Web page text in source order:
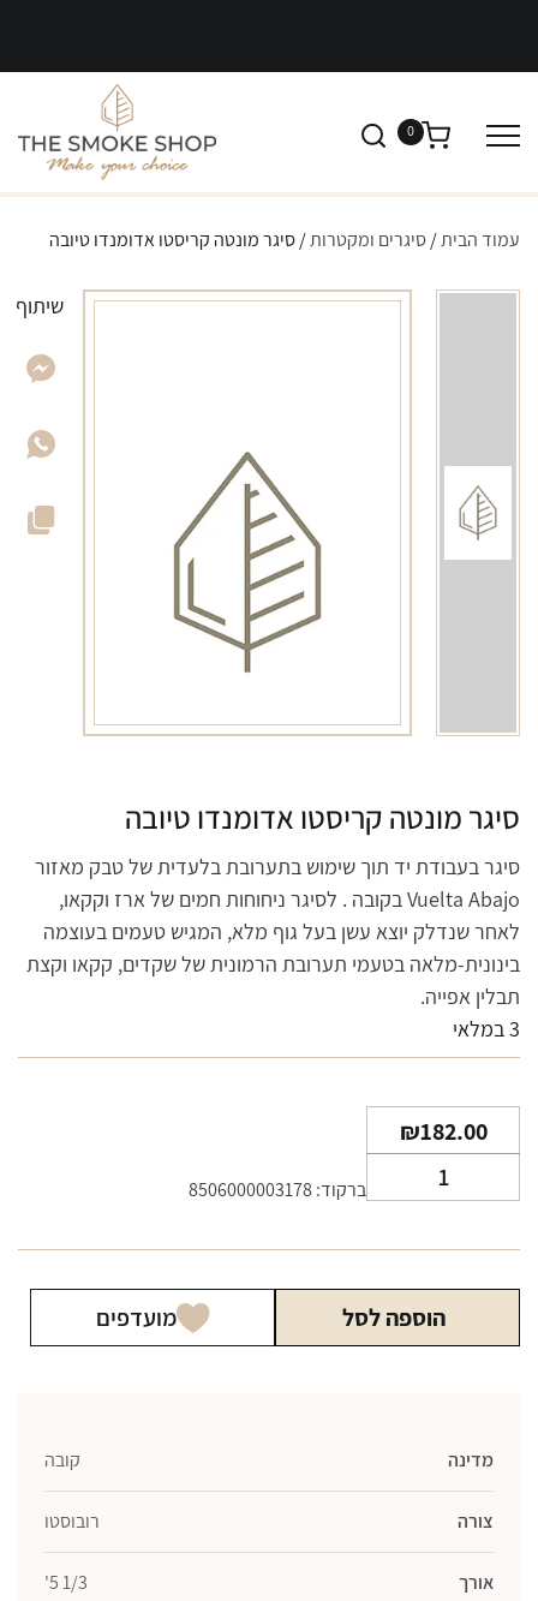
0
עמוד הבית/סיגרים ומקטרות/ סיגר מונטה קריסטו אדומנדו טיובה
סיגר מונטה קריסטו אדומנדו טיובה
סיגר בעבודת יד תוך שימוש בתערובת בלעדית של טבק מאזור
Vuelta Abajo בקובה . לסיגר ניחוחות חמים של ארז וקקאו,
לאחר שנדלק יוצא עשן בעל גוף מלא, המגיש טעמים בעוצמה
בינונית-מלאה בטעמי תערובת הרמונית של שקדים, קקאו וקצת
תבלין אפייה.
3 במלאי
₪182.00
של
ברקוד: 8506000003178
הוספה לסל מועדפים
מדינה קובה
צורה רובוסטו
אורך 1/3 5'
שיתוף